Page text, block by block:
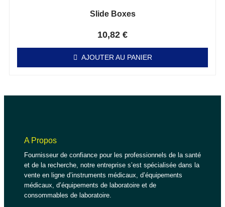
Slide Boxes
10,82 €
AJOUTER AU PANIER
A Propos
Fournisseur de confiance pour les professionnels de la santé
et de la recherche, notre entreprise s’est spécialisée dans la
vente en ligne d’instruments médicaux, d’équipements
médicaux, d’équipements de laboratoire et de
consommables de laboratoire.